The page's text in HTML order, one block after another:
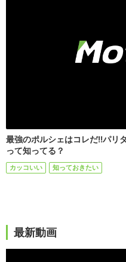
最強のポルシェはコレだ!!パリ
って知ってる？
カッコいい 知っておきたい
最新動画